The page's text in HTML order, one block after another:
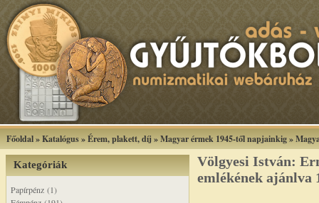
Főoldal»Katalógus»Érem, plakett, díj »Magyar érmek 1945-től napjainkig»
Kategóriák
Papírpénz (1)
Völgyesi István:
emlékének ajánlva